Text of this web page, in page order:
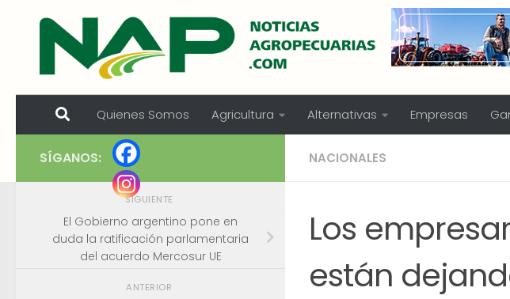
Skip to content
Quienes Somos Agricultura Alternativas Empresas
NACIONALES
Los
están
SÍGANOS:
SIGUIENTE
El Gobierno argentino pone en
duda la ratificación parlamentaria
del acuerdo Mercosur UE
ANTERIOR